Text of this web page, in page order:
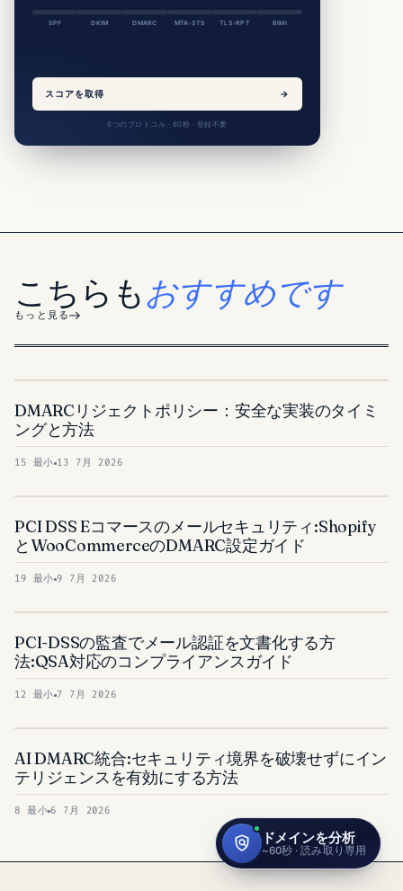
SPF DKIM DMARC MTA-STS TLS-RPT BIMI
スコアを取得 →
6つのプロトコル · 60秒 · 登録不要
こちらもおすすめです
もっと見る
DMARCリジェクトポリシー：安全な実装のタイミ
ングと方法
15 最小 13 7月 2026
PCI DSS Eコマースのメールセキュリティ:Shopify
とWooCommerceのDMARC設定ガイド
19 最小 9 7月 2026
PCI-DSSの監査でメール認証を文書化する方
法:QSA対応のコンプライアンスガイド
12 最小 7 7月 2026
AI DMARC統合:セキュリティ境界を破壊せずにイン
テリジェンスを有効にする方法
8 最小 6 7月 2026